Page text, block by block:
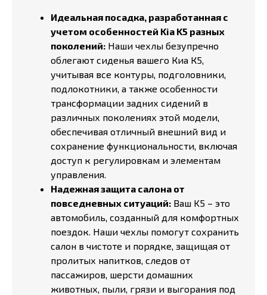
Идеальная посадка, разработанная с
учетом особенностей Kia K5 разных
поколений: Наши чехлы безупречно
облегают сиденья вашего Киа К5,
учитывая все контуры, подголовники,
подлокотники, а также особенности
трансформации задних сидений в
различных поколениях этой модели,
обеспечивая отличный внешний вид и
сохранение функциональности, включая
доступ к регулировкам и элементам
управления.
Надежная защита салона от
повседневных ситуаций: Ваш K5 – это
автомобиль, созданный для комфортных
поездок. Наши чехлы помогут сохранить
салон в чистоте и порядке, защищая от
пролитых напитков, следов от
пассажиров, шерсти домашних
животных, пыли, грязи и выгорания под